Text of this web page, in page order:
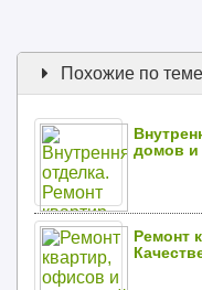
Похожие по теме
домов и
Ремонт